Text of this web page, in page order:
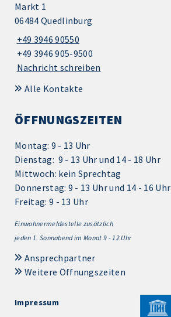
Markt 1
06484 Quedlinburg
+49 3946 90550
+49 3946 905-9500
Nachricht schreiben
Alle Kontakte
ÖFFNUNGSZEITEN
Montag: 9 - 13 Uhr
Dienstag: 9 - 13 Uhr und 14 - 18 Uhr
Mittwoch: kein Sprechtag
Donnerstag: 9 - 13 Uhr und 14 - 16 Uhr
Freitag: 9 - 13 Uhr
Einwohnermeldestelle zusätzlich
jeden 1. Sonnabend im Monat 9 - 12 Uhr
Ansprechpartner
Weitere Öffnungszeiten
Impressum